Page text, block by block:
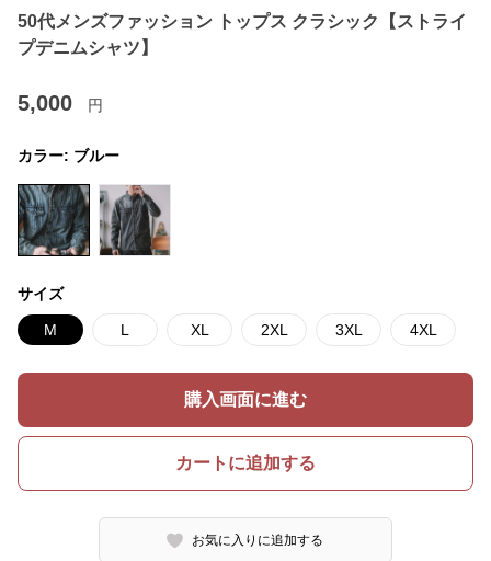
50代メンズファッション トップス クラシック【ストライ
プデニムシャツ】
5,000 円
カラー: ブルー
サイズ
M L XL 2XL 3XL 4XL
購入画面に進む
カートに追加する
お気に入りに追加する